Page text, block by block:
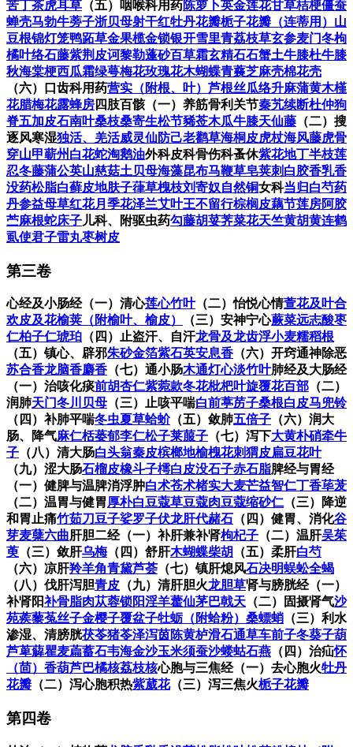
苦丁茶虎耳草 （五）咽喉科用药陈萝卜英金莲花甘草桔梗僵蚕
蝉壳马勃牛蒡子浙贝母射干红牡丹花瓣栀子花瓣（连蒂用） 山
豆根锦灯笼鸭跖草金果榄金锁银开雪里青荔枝草玄参麦门冬枸
橘叶络石藤紫荆皮诃黎勒蓬砂百草霜玄精石石蟹土牛膝杜牛膝
秋海棠梗西瓜霜绿萼梅花玫瑰花木蝴蝶青蘘芝麻壳棉花壳
（六）口齿科用药营实（附根、叶） 芦根丝瓜络升麻蒲黄木槿
花腊梅花露蜂房四肢百骸（一）养筋骨利关节秦艽续断杜仲狗
脊五加皮石南叶桑枝桑寄生松节豨莶木瓜牛膝天仙藤 （二）搜
逐风寒湿独活、羌活威灵仙防己老鹳草海桐皮虎杖海风藤虎骨
穿山甲蕲州白花蛇淘鹅油外科皮科骨伤科蚤休紫花地丁半枝莲
忍冬藤蒲公英山慈菇土贝母海藻昆布马鞭草皂荚刺 白胶香乳香
没药松脂白藓皮地肤子葎草槐枝刘寄奴自然铜女科当归 白芍药
丹参益母草红花月季花泽兰艾叶王不留行棕榈皮藕节莲房阿胶
苎麻根蛇床子儿科、附驱虫药勾藤胡荽荠菜花天竺黄胡黄连鹤
虱使君子雷丸枣树皮
第三卷
心经及小肠经（一）清心莲心竹叶（二）怡悦心情萱花及叶合
欢皮及花榆荚（附榆叶、榆皮） （三）安神宁心蕨菜远志酸枣
仁柏子仁琥珀 （四）止盗汗、自汗龙骨及龙齿浮小麦糯稻根
（五）镇心、辟邪朱砂金箔紫石英安息香 （六）开窍通神除恶
苏合香龙脑香麝香 （七）通小肠木通灯心淡竹叶肺经及大肠经
（一）治咳化痰前胡杏仁紫菀款冬花枇杷叶旋覆花百部 （二）
润肺天门冬川贝母 （三）止咳平喘白前葶苈子桑根白皮马兜铃
（四）补肺平喘冬虫夏草蛤蚧（五）敛肺五倍子 （六）润大
肠、降气麻仁栝蒌郁李仁松子莱菔子 （七）泻下大黄朴硝牵牛
子 （八）清大肠白头翁秦皮槟榔地榆槐花刺猬皮扁豆花叶
（九）涩大肠石榴皮橡斗子樗白皮没石子赤石脂脾经与胃经
（一）健脾与温脾消浮肿白术苍术楮实大麦芒益智仁丁香荜茇
（二）温胃与健胃厚朴白豆蔻草豆蔻肉豆蔻缩砂仁（三）降逆
和胃止痛竹茹刀豆子娑罗子伏龙肝代赭石 （四）健胃、消化谷
芽麦蘖六曲肝胆二经（一）补肝兼补肾枸杞子 （二）温肝吴茱
萸 （三）敛肝乌梅（四）舒肝木蝴蝶柴胡 （五）柔肝白芍
（六）凉肝羚羊角青黛芦荟 （七）镇肝熄风石决明蜈蚣全蝎
（八）伐肝泻胆青皮 （九）清肝胆火龙胆草肾与膀胱经（一）
补肾阳补骨脂肉苁蓉锁阳淫羊藿仙茅巴戟天 （二）固摄肾气沙
苑蒺藜菟丝子金樱子覆盆子牡蛎（附蛤粉） 桑螵蛸 （三）利水
渗湿、清膀胱茯苓猪苓泽泻茵陈黄栌滑石通草车前子冬葵子葫
芦萆薢瞿麦萹蓄石韦海金沙玉米须蚕沙蝼蛄石燕 （四）治疝怀
（茴）香葫芦巴橘核荔枝核心胞与三焦经（一）去心胞火牡丹
花瓣 （二）泻心胞积热紫葳花（三）泻三焦火栀子花瓣
第四卷